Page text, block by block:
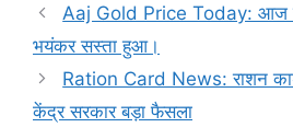
Aaj Gold Price Today: आज
भयंकर सस्ता हुआ।
Ration Card News: राशन
केंद्र सरकार बड़ा फैसला